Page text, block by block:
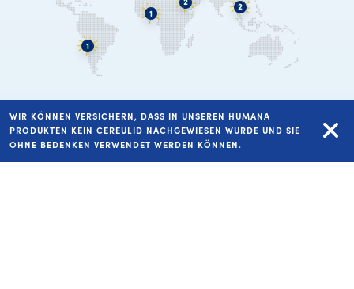
COPYRIGHT HUMANA VERTRIEBS GMBH 2026
WIR KÖNNEN VERSICHERN, DASS IN UNSEREN HUMANA
PRODUKTEN KEIN CEREULID NACHGEWIESEN WURDE UND SIE
OHNE BEDENKEN VERWENDET WERDEN KÖNNEN.